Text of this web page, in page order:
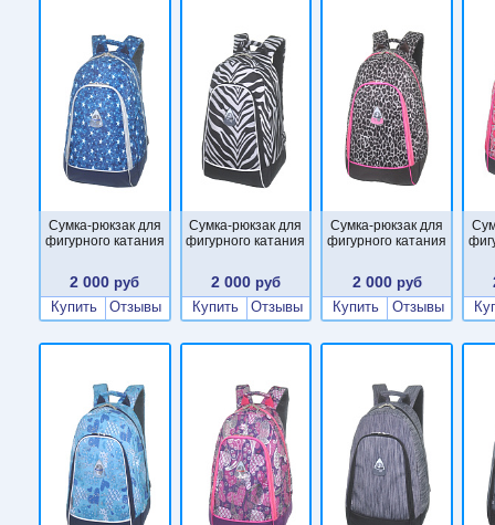
Сумка-рюкзак для
фигурного катания
2 000 руб
Купить
Отзывы
Сумка-рюкзак для
фигурного катания
2 000 руб
Купить
Отзывы
Сумка-рюкзак для
фигурного катания
2 000руб
Купить
Отзывы